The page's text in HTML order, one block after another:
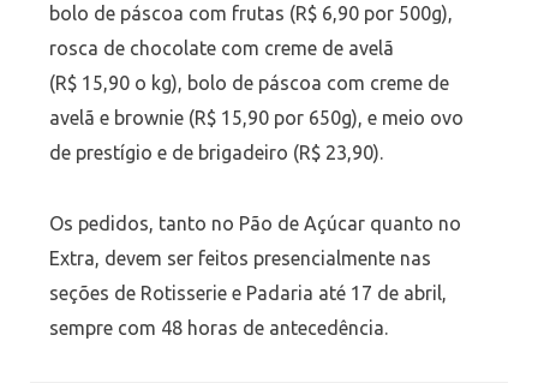
bolo de páscoa com frutas (R$ 6,90 por 500g),
rosca de chocolate com creme de avelã
(R$ 15,90 o kg), bolo de páscoa com creme de
avelã e brownie (R$ 15,90 por 650g), e meio ovo
de prestígio e de brigadeiro (R$ 23,90).
Os pedidos, tanto no Pão de Açúcar quanto no
Extra, devem ser feitos presencialmente nas
seções de Rotisserie e Padaria até 17 de abril,
sempre com 48 horas de antecedência.